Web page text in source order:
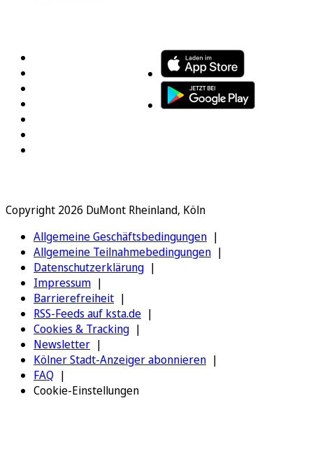
Copyright 2026 DuMont Rheinland, Köln
Allgemeine Geschäftsbedingungen
Allgemeine Teilnahmebedingungen
Datenschutzerklärung
Impressum
Barrierefreiheit
RSS-Feeds auf ksta.de
Cookies & Tracking
Newsletter
Kölner Stadt-Anzeiger abonnieren
FAQ
Cookie-Einstellungen